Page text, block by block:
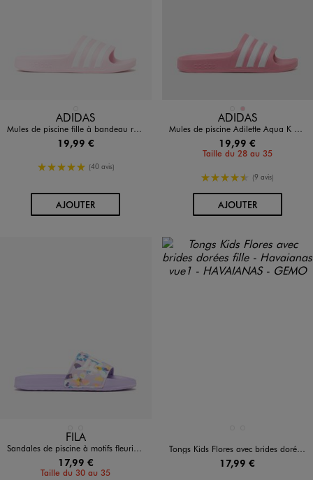
Disponible en 1 coloris
ADIDAS
Mules de piscine fille à bandeau rayé Adilette Aqua - Adidas
19,99 €
5/5 de moyenne
(40 avis)
AJOUTERAU PANIER
Disponible en 2 coloris
BLANC STANDARD
ROSE
ADIDAS
Mules de piscine Adilette Aqua K fille - Adidas
19,99 €
Taille du 28 au 35
4.5/5 de moyenne
(9 avis)
AJOUTERAU PANIER
Disponible en 2 coloris
FILA
Sandales de piscine à motifs fleuris fille - Fila
17,99 €
Taille du 30 au 35
Tongs Kids Flores avec brides dorées fille - Havaianas
17,99 €